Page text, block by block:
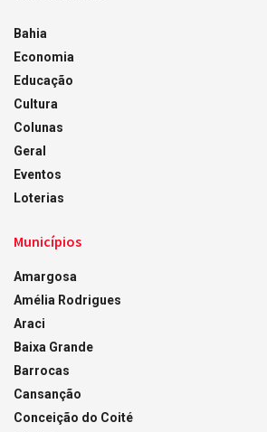
Bahia
Economia
Educação
Cultura
Colunas
Geral
Eventos
Loterias
Municípios
Amargosa
Amélia Rodrigues
Araci
Baixa Grande
Barrocas
Cansanção
Conceição do Coité